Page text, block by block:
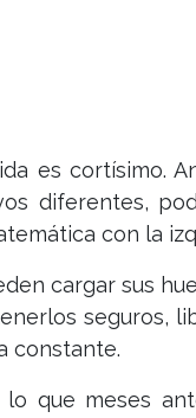
es cortísimo.
diferentes,
con la
cargar sus
seguros,
constante.
que meses